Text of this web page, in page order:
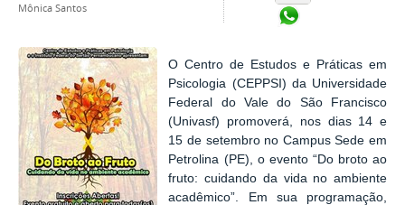
Mônica Santos
O Centro de Estudos e Práticas em
Psicologia (CEPPSI) da Universidade
Federal do Vale do São Francisco
(Univasf) promoverá, nos dias 14 e
15 de setembro no Campus Sede em
Petrolina (PE), o evento “Do broto ao
fruto: cuidando da vida no ambiente
acadêmico”. Em sua programação,